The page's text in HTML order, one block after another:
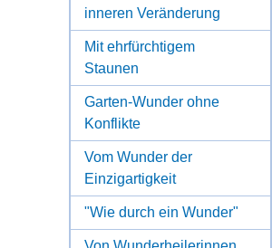
inneren Veränderung
Mit ehrfürchtigem
Staunen
Garten-Wunder ohne
Konflikte
Vom Wunder der
Einzigartigkeit
"Wie durch ein Wunder"